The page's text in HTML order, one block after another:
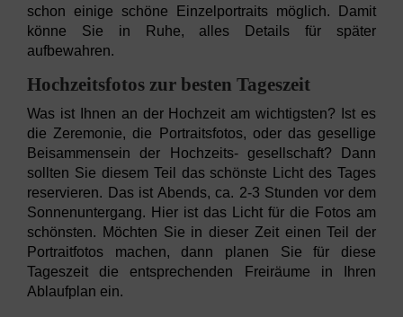
schon einige schöne Einzelportraits möglich. Damit
könne Sie in Ruhe, alles Details für später
aufbewahren.
Hochzeitsfotos zur besten Tageszeit
Was ist Ihnen an der Hochzeit am wichtigsten? Ist es
die Zeremonie, die Portraitsfotos, oder das gesellige
Beisammensein der Hochzeits- gesellschaft? Dann
sollten Sie diesem Teil das schönste Licht des Tages
reservieren. Das ist Abends, ca. 2-3 Stunden vor dem
Sonnenuntergang. Hier ist das Licht für die Fotos am
schönsten. Möchten Sie in dieser Zeit einen Teil der
Portraitfotos machen, dann planen Sie für diese
Tageszeit die entsprechenden Freiräume in Ihren
Ablaufplan ein.